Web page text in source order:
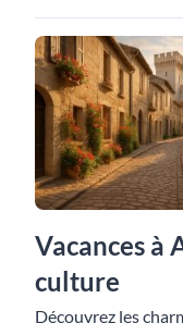
Vacances à
culture
Découvrez les